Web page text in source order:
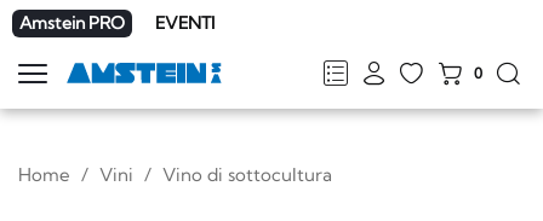
Amstein PRO EVENTI
FRDEENIT
0
Mostra
la
Home
Vini Vino di sottocultura